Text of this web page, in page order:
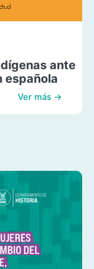
ante
española
Ver más →